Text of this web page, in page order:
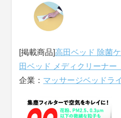
[掲載商品]高田ベッド 除菌
田ベッド メディクリーナー
企業： マッサージベッドラ